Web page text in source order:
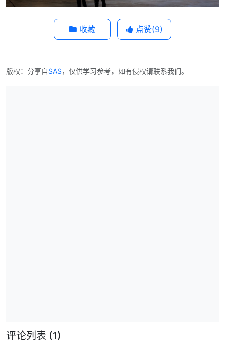
收藏 点赞(9)
版权：分享自SAS，仅供学习参考，如有侵权请联系我们。
评论列表 (1)